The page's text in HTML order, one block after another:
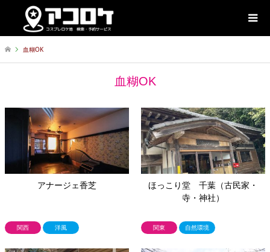
血糊OK
血糊OK
アナージェ香芝
関西 洋風
ほっこり堂 千葉（古民家・
寺・神社）
関東 自然環境